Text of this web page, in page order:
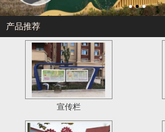
产品推荐
宣传栏